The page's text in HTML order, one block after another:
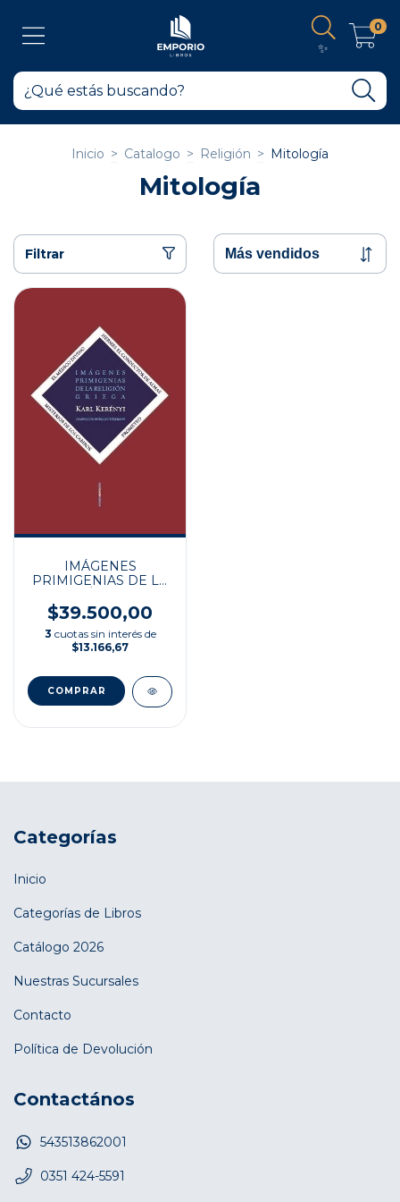
✨
0
Inicio > Catalogo > Religión > Mitología
Mitología
Filtrar
IMÁGENES
PRIMIGENIAS DE LA
$39.500,00
3 cuotas sin interés de
$13.166,67
Categorías
Inicio
Categorías de Libros
Catálogo 2026
Nuestras Sucursales
Contacto
Política de Devolución
Contactános
543513862001
0351 424-5591